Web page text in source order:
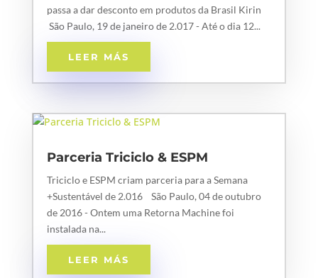
passa a dar desconto em produtos da Brasil Kirin
São Paulo, 19 de janeiro de 2.017 - Até o dia 12...
LEER MÁS
Parceria Triciclo & ESPM
Triciclo e ESPM criam parceria para a Semana
+Sustentável de 2.016 São Paulo, 04 de outubro
de 2016 - Ontem uma Retorna Machine foi
instalada na...
LEER MÁS